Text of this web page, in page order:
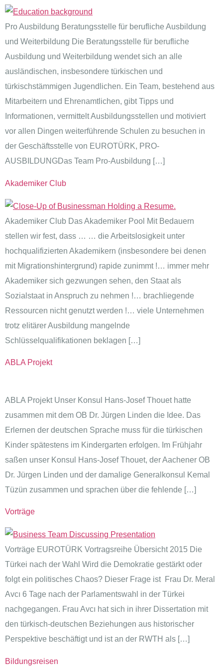
Pro Ausbildung Beratungsstelle für berufliche Ausbildung
und Weiterbildung Die Beratungsstelle für berufliche
Ausbildung und Weiterbildung wendet sich an alle
ausländischen, insbesondere türkischen und
türkischstämmigen Jugendlichen. Ein Team, bestehend aus
Mitarbeitern und Ehrenamtlichen, gibt Tipps und
Informationen, vermittelt Ausbildungsstellen und motiviert
vor allen Dingen weiterführende Schulen zu besuchen in
der Geschäftsstelle von EUROTÜRK, PRO-
AUSBILDUNGDas Team Pro-Ausbildung […]
Akademiker Club
Akademiker Club Das Akademiker Pool Mit Bedauern
stellen wir fest, dass … … die Arbeitslosigkeit unter
hochqualifizierten Akademikern (insbesondere bei denen
mit Migrationshintergrund) rapide zunimmt !… immer mehr
Akademiker sich gezwungen sehen, den Staat als
Sozialstaat in Anspruch zu nehmen !… brachliegende
Ressourcen nicht genutzt werden !… viele Unternehmen
trotz elitärer Ausbildung mangelnde
Schlüsselqualifikationen beklagen […]
ABLA Projekt
ABLA Projekt Unser Konsul Hans-Josef Thouet hatte
zusammen mit dem OB Dr. Jürgen Linden die Idee. Das
Erlernen der deutschen Sprache muss für die türkischen
Kinder spätestens im Kindergarten erfolgen. Im Frühjahr
saßen unser Konsul Hans-Josef Thouet, der Aachener OB
Dr. Jürgen Linden und der damalige Generalkonsul Kemal
Tüzün zusammen und sprachen über die fehlende […]
Vorträge
Vorträge EUROTÜRK Vortragsreihe Übersicht 2015 Die
Türkei nach der Wahl Wird die Demokratie gestärkt oder
folgt ein politisches Chaos? Dieser Frage ist Frau Dr. Meral
Avcı 6 Tage nach der Parlamentswahl in der Türkei
nachgegangen. Frau Avcı hat sich in ihrer Dissertation mit
den türkisch-deutschen Beziehungen aus historischer
Perspektive beschäftigt und ist an der RWTH als […]
Bildungsreisen